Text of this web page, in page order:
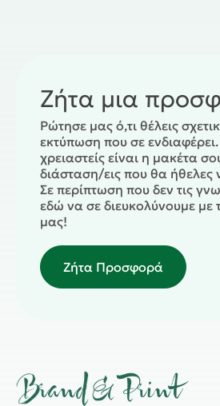
Ζήτα μια
Ρώτησε μας ό,τι θέλεις
εκτύπωση που σε
χρειαστείς είναι η μακέτα
διάσταση/εις που θα ήθελες
Σε περίπτωση που δεν τις
εδώ να σε διευκολύνουμε με
μας!
Ζήτα Προσφορά